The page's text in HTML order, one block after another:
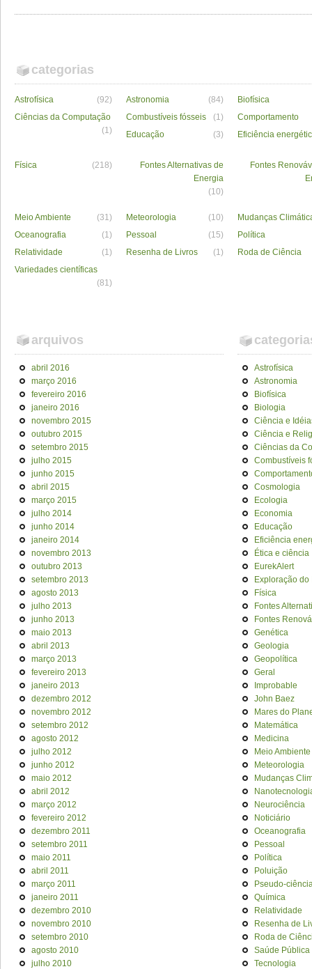
categorias
Astrofísica (92) Astronomia (84)
Biofísica
Ciências da Computação
(1)
Combustíveis fósseis (1)
Comportamento
Educação
(3) Eficiência
Física (218)
Fontes Alternativas de
Energia
(10)
Fontes
Meio Ambiente (31) Meteorologia (10)
Mudanças
Oceanografia
(1) Pessoal (15)
Política
Relatividade
(1) Resenha de Livros (1)
Roda de Ciência
Variedades científicas
(81)
arquivos
abril 2016
março 2016
fevereiro 2016
janeiro 2016
novembro 2015
outubro 2015
setembro 2015
julho 2015
junho 2015
abril 2015
março 2015
julho 2014
junho 2014
janeiro 2014
novembro 2013
outubro 2013
setembro 2013
agosto 2013
julho 2013
junho 2013
maio 2013
abril 2013
março 2013
fevereiro 2013
janeiro 2013
dezembro 2012
novembro 2012
setembro 2012
agosto 2012
julho 2012
junho 2012
maio 2012
abril 2012
março 2012
fevereiro 2012
dezembro 2011
setembro 2011
maio 2011
abril 2011
março 2011
janeiro 2011
dezembro 2010
novembro 2010
setembro 2010
agosto 2010
julho 2010
Astrofísica
Astronomia
Biofísica
Biologia
Ciência e
Ciência e
Ciências da
Combustíveis
Cosmologia
Ecologia
Economia
Educação
Eficiência
Ética e ciência
EurekAlert
Exploração do
Física
Fontes
Fontes
Genética
Geologia
Geopolítica
Geral
Improbable
John Baez
Mares do
Matemática
Medicina
Meio Ambiente
Meteorologia
Mudanças
Neurociência
Noticiário
Oceanografia
Pessoal
Política
Poluição
Pseudo-
Química
Relatividade
Resenha de
Roda de
Saúde Pública
Tecnologia